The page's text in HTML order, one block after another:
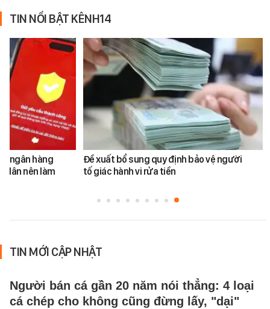
TIN NỔI BẬT KÊNH14
ngân hàng
dân nên làm
Đề xuất bổ sung quy định bảo vệ người
tố giác hành vi rửa tiền
TIN MỚI CẬP NHẬT
Người bán cá gần 20 năm nói thẳng: 4 loại
cá chép cho không cũng đừng lấy, "dại"